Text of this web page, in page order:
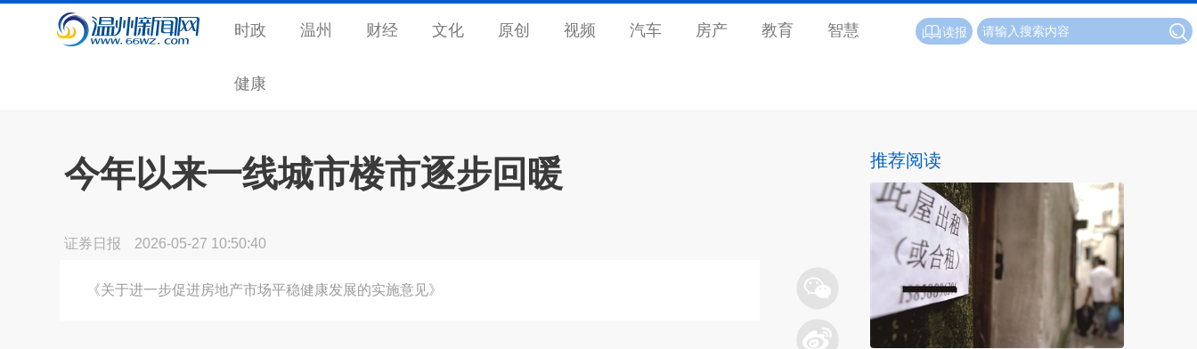
时政 温州 财经 文化 原创 视频 汽车 房产 教育 智慧
健康
读报
今年以来一线城市楼市逐步回暖
证券日报 2026-05-27 10:50:40
《关于进一步促进房地产市场平稳健康发展的实施意见》
推荐阅读